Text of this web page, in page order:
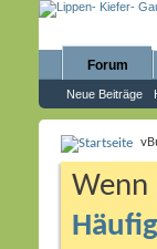
Forum
Neue Beiträge
Wenn